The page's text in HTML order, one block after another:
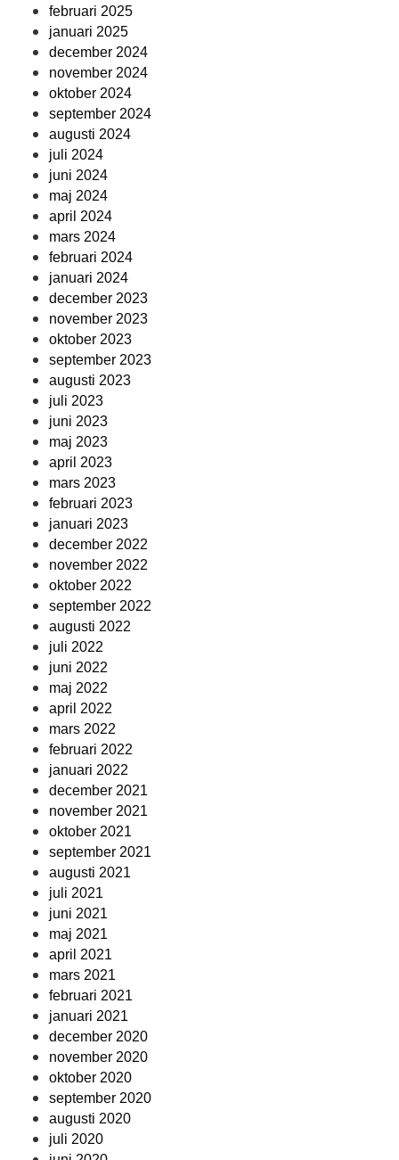
februari 2025
januari 2025
december 2024
november 2024
oktober 2024
september 2024
augusti 2024
juli 2024
juni 2024
maj 2024
april 2024
mars 2024
februari 2024
januari 2024
december 2023
november 2023
oktober 2023
september 2023
augusti 2023
juli 2023
juni 2023
maj 2023
april 2023
mars 2023
februari 2023
januari 2023
december 2022
november 2022
oktober 2022
september 2022
augusti 2022
juli 2022
juni 2022
maj 2022
april 2022
mars 2022
februari 2022
januari 2022
december 2021
november 2021
oktober 2021
september 2021
augusti 2021
juli 2021
juni 2021
maj 2021
april 2021
mars 2021
februari 2021
januari 2021
december 2020
november 2020
oktober 2020
september 2020
augusti 2020
juli 2020